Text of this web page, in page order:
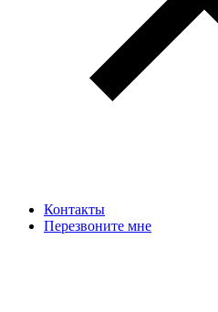
Контакты
Перезвоните мне